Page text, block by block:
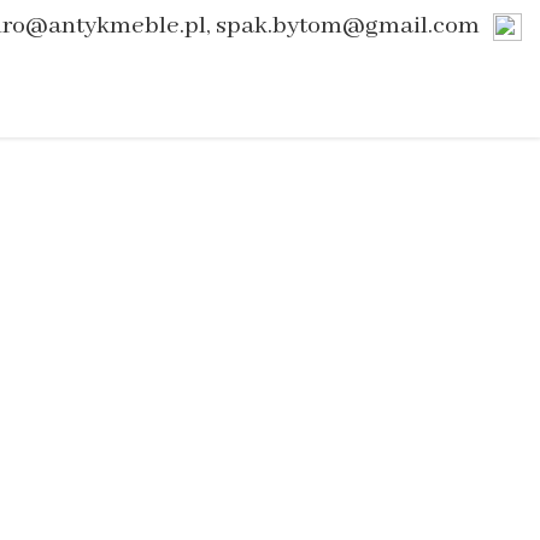
spak.bytom@gmail.com